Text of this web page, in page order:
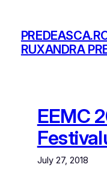
content
RUXANDRA
EEMC
July 27, 2018